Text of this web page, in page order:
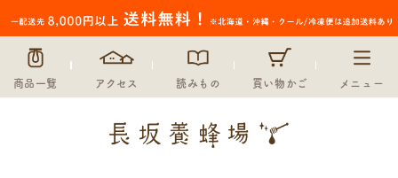
商品一覧 アクセス 読みもの 買い物かご メニュー